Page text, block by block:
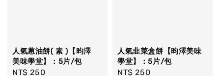
人氣蔥油餅( 素 )【昀澤
美味學堂】：5片/包
Regular
NT$ 250
人氣韭菜盒餅【昀澤美味
學堂】：5片/包
Regular
NT$ 250